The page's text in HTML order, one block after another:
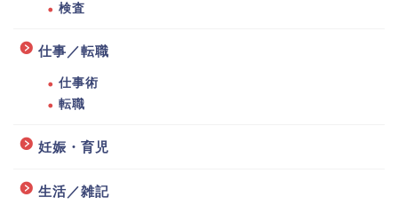
検査
仕事／転職
仕事術
転職
妊娠・育児
生活／雑記